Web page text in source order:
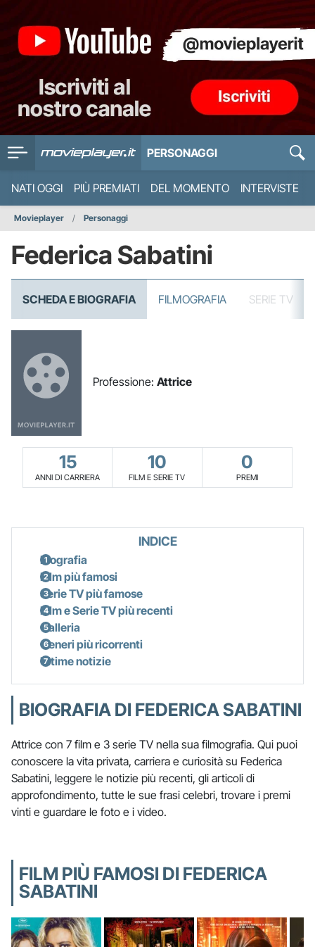
PERSONAGGI
NATI OGGI PIÙ PREMIATI DEL MOMENTO INTERVISTE
Movieplayer Personaggi
Federica Sabatini
SCHEDA E BIOGRAFIA FILMOGRAFIA SERIE TV
Professione: Attrice
15
ANNI DI CARRIERA
10
FILM E SERIE TV
0
PREMI
INDICE
Biografia
Film più famosi
Serie TV più famose
Film e Serie TV più recenti
Galleria
Generi più ricorrenti
Ultime notizie
BIOGRAFIA DI FEDERICA SABATINI
Attrice con 7 film e 3 serie TV nella sua filmografia. Qui puoi
conoscere la vita privata, carriera e curiosità su Federica
Sabatini, leggere le notizie più recenti, gli articoli di
approfondimento, tutte le sue frasi celebri, trovare i premi
vinti e guardare le foto e i video.
FILM PIÙ FAMOSI DI FEDERICA
SABATINI